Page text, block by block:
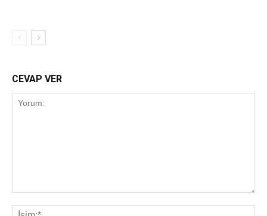
CEVAP VER